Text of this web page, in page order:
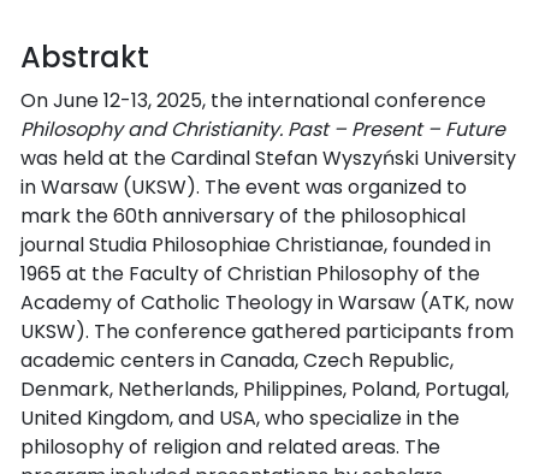
Abstrakt
On June 12-13, 2025, the international conference
Philosophy and Christianity. Past – Present – Future
was held at the Cardinal Stefan Wyszyński University
in Warsaw (UKSW). The event was organized to
mark the 60th anniversary of the philosophical
journal Studia Philosophiae Christianae, founded in
1965 at the Faculty of Christian Philosophy of the
Academy of Catholic Theology in Warsaw (ATK, now
UKSW). The conference gathered participants from
academic centers in Canada, Czech Republic,
Denmark, Netherlands, Philippines, Poland, Portugal,
United Kingdom, and USA, who specialize in the
philosophy of religion and related areas. The